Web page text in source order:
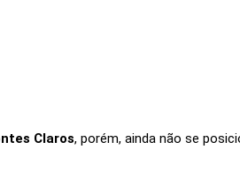
Claros, porém, ainda não se